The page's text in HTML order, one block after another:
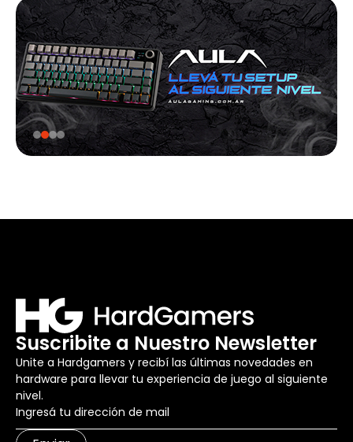
Suscribite a Nuestro Newsletter
Unite a Hardgamers y recibí las últimas novedades en
hardware para llevar tu experiencia de juego al siguiente
nivel.